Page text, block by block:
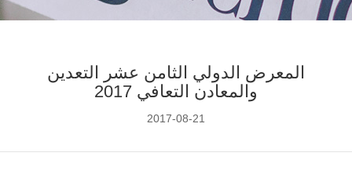
المعرض الدولي الثامن عشر التعدين
والمعادن التعافي 2017
2017-08-21